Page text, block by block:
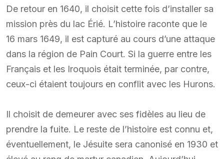
De retour en 1640, il choisit cette fois d’installer sa
mission près du lac Érié. L’histoire raconte que le
16 mars 1649, il est capturé au cours d’une attaque
dans la région de Pain Court. Si la guerre entre les
Français et les Iroquois était terminée, par contre,
ceux-ci étaient toujours en conflit avec les Hurons.
Il choisit de demeurer avec ses fidèles au lieu de
prendre la fuite. Le reste de l’histoire est connu et,
éventuellement, le Jésuite sera canonisé en 1930 et